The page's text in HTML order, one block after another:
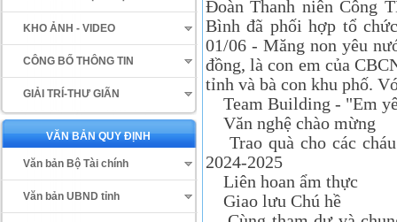
KHO ẢNH - VIDEO
CÔNG BỐ THÔNG TIN
GIẢI TRÍ-THƯ GIÃN
VĂN BẢN QUY ĐỊNH
Văn bản Bộ Tài chính
Văn bản UBND tỉnh
Đoàn Thanh niên Công
Bình đã phối hợp tổ
01/06 - Măng non yêu
đồng, là con em của
tỉnh và bà con khu phố.
Team Building - "Em
Văn nghệ chào mừng
Trao quà cho các
2024-2025
Liên hoan ẩm thực
Giao lưu Chú hề